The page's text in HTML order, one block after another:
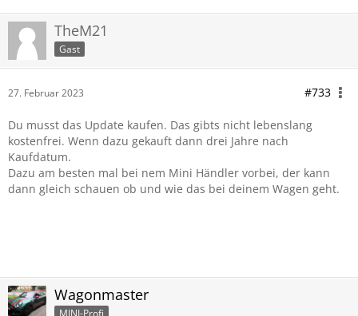
TheM21
Gast
27. Februar 2023 #733
Du musst das Update kaufen. Das gibts nicht lebenslang
kostenfrei. Wenn dazu gekauft dann drei Jahre nach
Kaufdatum.
Dazu am besten mal bei nem Mini Händler vorbei, der kann
dann gleich schauen ob und wie das bei deinem Wagen geht.
Wagonmaster
MINI-Profi